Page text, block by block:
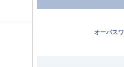
オーパス